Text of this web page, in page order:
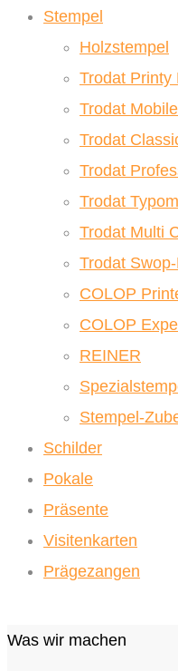
Stempel
Holzstempel
Trodat Printy
Trodat
Trodat
Trodat
Trodat
Trodat Multi
Trodat
COLOP
COLOP
REINER
Stempel-
Schilder
Pokale
Präsente
Visitenkarten
Prägezangen
Was wir machen